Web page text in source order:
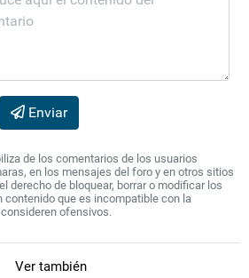
Enviar
de los comentarios de los usuarios
en los mensajes del foro y en otros sitios
derecho de bloquear, borrar o modificar los
que es incompatible con la
ofensivos.
Ver también